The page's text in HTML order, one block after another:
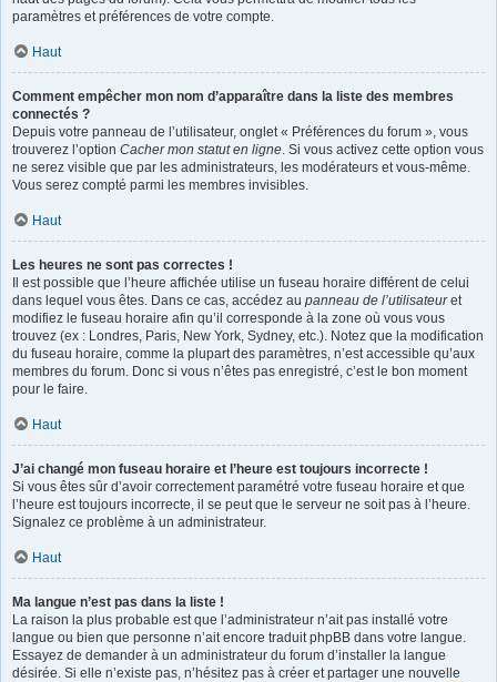
paramètres et préférences de votre compte.
Haut
Comment empêcher mon nom d’apparaître dans la liste des membres
connectés ?
Depuis votre panneau de l’utilisateur, onglet « Préférences du forum », vous
trouverez l’option Cacher mon statut en ligne. Si vous activez cette option vous
ne serez visible que par les administrateurs, les modérateurs et vous-même.
Vous serez compté parmi les membres invisibles.
Haut
Les heures ne sont pas correctes !
Il est possible que l’heure affichée utilise un fuseau horaire différent de celui
dans lequel vous êtes. Dans ce cas, accédez au panneau de l’utilisateuret
modifiez le fuseau horaire afin qu’il corresponde à la zone où vous vous
trouvez (ex : Londres, Paris, New York, Sydney, etc.). Notez que la modification
du fuseau horaire, comme la plupart des paramètres, n’est accessible qu’aux
membres du forum. Donc si vous n’êtes pas enregistré, c’est le bon moment
pour le faire.
Haut
J’ai changé mon fuseau horaire et l’heure est toujours incorrecte !
Si vous êtes sûr d’avoir correctement paramétré votre fuseau horaire et que
l’heure est toujours incorrecte, il se peut que le serveur ne soit pas à l’heure.
Signalez ce problème à un administrateur.
Haut
Ma langue n’est pas dans la liste !
La raison la plus probable est que l’administrateur n’ait pas installé votre
langue ou bien que personne n’ait encore traduit phpBB dans votre langue.
Essayez de demander à un administrateur du forum d’installer la langue
désirée. Si elle n’existe pas, n’hésitez pas à créer et partager une nouvelle